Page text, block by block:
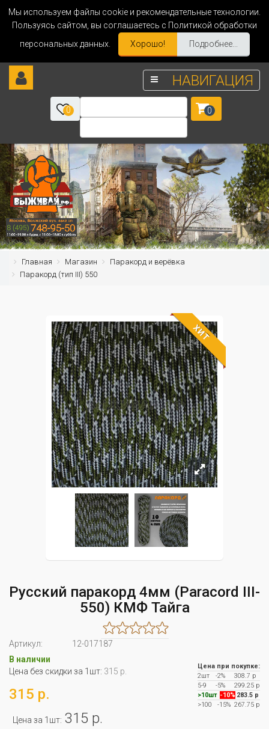
Мы используем файлы cookie и рекомендательные технологии.
Пользуясь сайтом, вы соглашаетесь с Политикой обработки
персональных данных.
Хорошо! Подробнее...
НАВИГАЦИЯ
0 0
Главная Магазин
Паракорд и верёвка
Паракорд (тип III) 550
ХИТ
Русский паракорд 4мм (Paracord III-
550) КМФ Тайга
Артикул:
12-017187
В наличии
Цена без скидки за 1шт: 315 р.
315 р.
Цена за 1шт: 315 р.
Цена при покупке:
2шт
-2%
308.7 р
5-9
-5%
299.25 р
>10шт -10% 283.5 р
>100
-15% 267.75 р